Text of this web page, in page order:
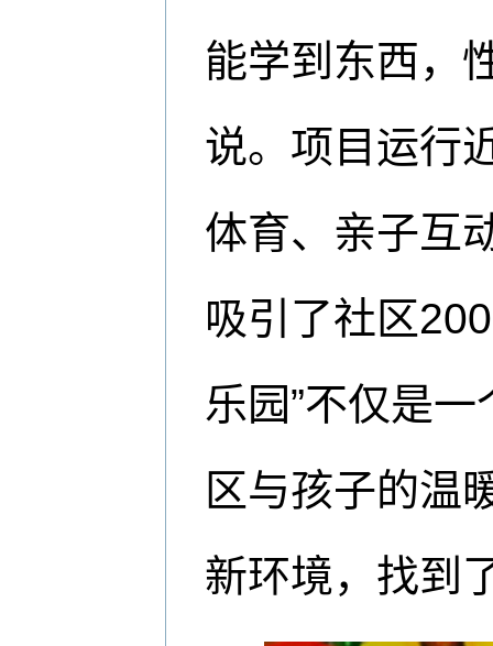
能学到东西，
说。项目运行
体育、亲子互
吸引了社区
乐园”不仅是
区与孩子的温
新环境，找到